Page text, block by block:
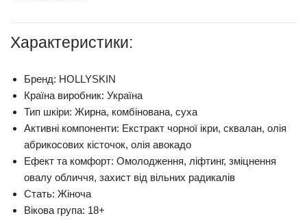
Характеристики:
Бренд: HOLLYSKIN
Країна виробник: Україна
Тип шкіри: Жирна, комбінована, суха
Активні компоненти: Екстракт чорної ікри, сквалан, олія
абрикосових кісточок, олія авокадо
Ефект та комфорт: Омолодження, ліфтинг, зміцнення
овалу обличчя, захист від вільних радикалів
Стать: Жіноча
Вікова група: 18+